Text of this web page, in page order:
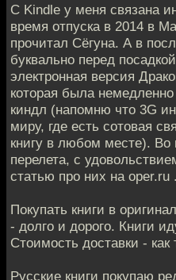
С Kindle у меня связана
время отпуска в 2014 в
прочитал Сёгуна. А в
буквально перед
электронная версия
которая была
киндл (напомню что 3G
миру, где есть сотовая
книгу в любом месте). Во
перелета, с
статью про них на oper.ru .
Покупать книги в
- долго и дорого. Книги
Стоимость доставки - как
Русские книги покупаю